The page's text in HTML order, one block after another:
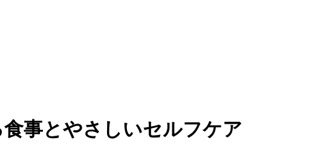
事とやさしいセルフケア